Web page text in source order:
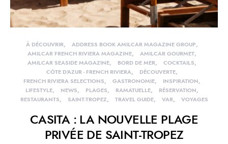
À DÉCOUVRIR
ADDRESS BOOK AMILCAR MAGAZINE GROUP
AMILCAR FRENCH RIVIERA MAGAZINE
AMILCAR GOURMET
AMILCAR SEASIDE MAGAZINE
BORD DE MER
COCKTAILS
CÔTE D'AZUR - FRENCH RIVIERA
DÉCOUVERTE
FRENCH RIVIERA SELECTIONS
GASTRONOMIE
INSPIRATION
LIFESTYLE
NEWS PLAGES RAMATUELLE
RÉSERVATION
RESTAURANTS
SAINT-TROPEZ TRAVEL GUIDE VAR VOYAGES
CASITA : LA NOUVELLE PLAGE
PRIVÉE DE SAINT-TROPEZ